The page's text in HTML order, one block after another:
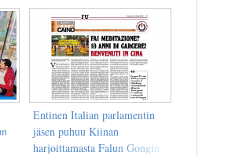
Entinen Italian parlamentin
jäsen puhuu Kiinan
harjoittamasta Falun Gongin